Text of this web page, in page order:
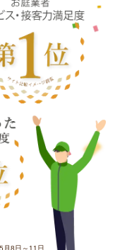
5月8日～11日